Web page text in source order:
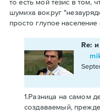
то есть мой тезис в том,
шумиха вокруг
просто глупое население
Re:
1.Разница на самом
создаваемый,